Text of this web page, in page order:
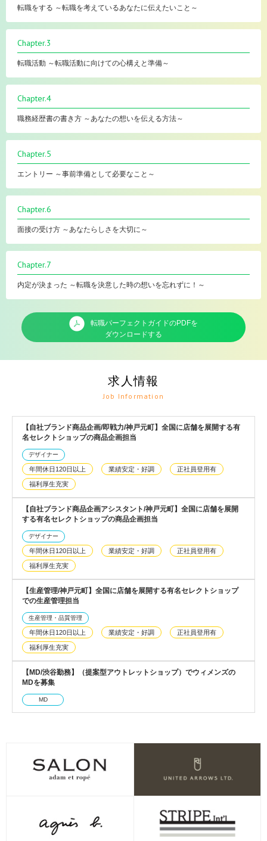
転職をする ～転職を考えているあなたに伝えたいこと～
Chapter.3
転職活動 ～転職活動に向けての心構えと準備～
Chapter.4
職務経歴書の書き方 ～あなたの想いを伝える方法～
Chapter.5
エントリー ～事前準備として必要なこと～
Chapter.6
面接の受け方 ～あなたらしさを大切に～
Chapter.7
内定が決まった ～転職を決意した時の想いを忘れずに！～
転職パーフェクトガイドのPDFを
ダウンロードする
求人情報
Job Information
【自社ブランド商品企画/即戦力/神戸元町】全国に店舗を展開する有
名セレクトショップの商品企画担当
デザイナー
年間休日120日以上 業績安定・好調 正社員登用有
福利厚生充実
【自社ブランド商品企画アシスタント/神戸元町】全国に店舗を展開
する有名セレクトショップの商品企画担当
デザイナー
年間休日120日以上 業績安定・好調 正社員登用有
福利厚生充実
【生産管理/神戸元町】全国に店舗を展開する有名セレクトショップ
での生産管理担当
生産管理・品質管理
年間休日120日以上 業績安定・好調 正社員登用有
福利厚生充実
【MD/渋谷勤務】（提案型アウトレットショップ）でウィメンズの
MDを募集
MD